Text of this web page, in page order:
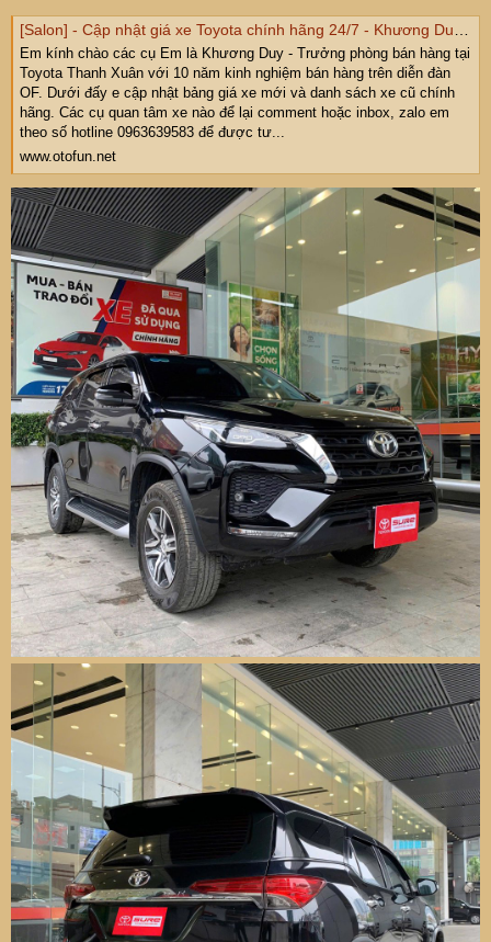
[Salon] - Cập nhật giá xe Toyota chính hãng 24/7 - Khương Duy Toyota Thanh Xuân
Em kính chào các cụ Em là Khương Duy - Trưởng phòng bán hàng tại
Toyota Thanh Xuân với 10 năm kinh nghiệm bán hàng trên diễn đàn
OF. Dưới đấy e cập nhật bảng giá xe mới và danh sách xe cũ chính
hãng. Các cụ quan tâm xe nào để lại comment hoặc inbox, zalo em
theo số hotline 0963639583 để được tư...
www.otofun.net